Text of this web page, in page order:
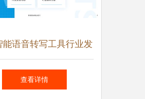
能语音转写工具行业发
展洞察（2021）
查看详情